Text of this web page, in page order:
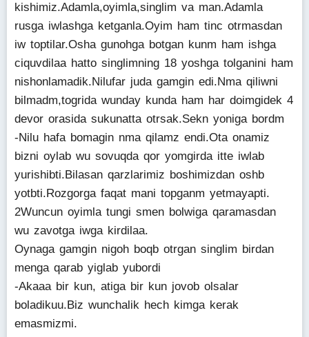
kishimiz.Adamla,oyimla,singlim va man.Adamla
rusga iwlashga ketganla.Oyim ham tinc otrmasdan
iw toptilar.Osha gunohga botgan kunm ham ishga
ciquvdilaa hatto singlimning 18 yoshga tolganini ham
nishonlamadik.Nilufar juda gamgin edi.Nma qiliwni
bilmadm,togrida wunday kunda ham har doimgidek 4
devor orasida sukunatta otrsak.Sekn yoniga bordm
-Nilu hafa bomagin nma qilamz endi.Ota onamiz
bizni oylab wu sovuqda qor yomgirda itte iwlab
yurishibti.Bilasan qarzlarimiz boshimizdan oshb
yotbti.Rozgorga faqat mani topganm yetmayapti.
2Wuncun oyimla tungi smen bolwiga qaramasdan
wu zavotga iwga kirdilaa.
Oynaga gamgin nigoh boqb otrgan singlim birdan
menga qarab yiglab yubordi
-Akaaa bir kun, atiga bir kun jovob olsalar
boladikuu.Biz wunchalik hech kimga kerak
emasmizmi.